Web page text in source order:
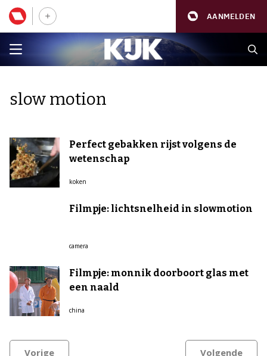
AANMELDEN
slow motion
Perfect gebakken rijst volgens de
wetenschap
koken
Filmpje: lichtsnelheid in slowmotion
camera
Filmpje: monnik doorboort glas met
een naald
china
Vorige Volgende